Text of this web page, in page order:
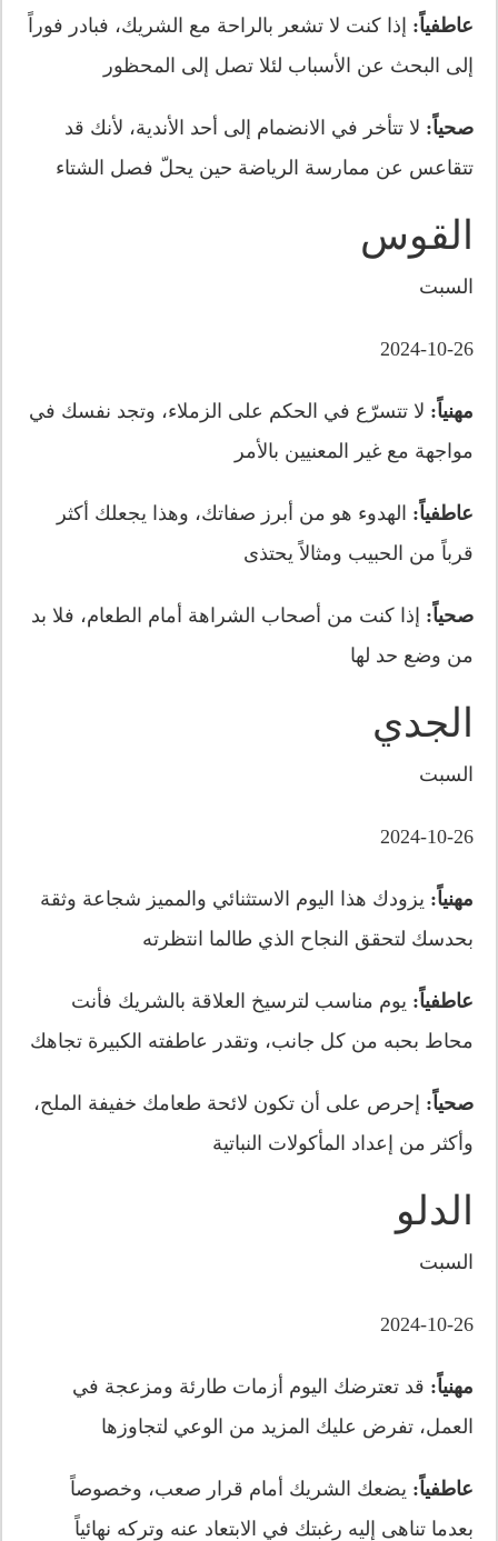
عاطفياً: إذا كنت لا تشعر بالراحة مع الشريك، فبادر فوراً
إلى البحث عن الأسباب لئلا تصل إلى المحظور
صحياً: لا تتأخر في الانضمام إلى أحد الأندية، لأنك قد
تتقاعس عن ممارسة الرياضة حين يحلّ فصل الشتاء
القوس
السبت
2024-10-26
مهنياً: لا تتسرّع في الحكم على الزملاء، وتجد نفسك في
مواجهة مع غير المعنيين بالأمر
عاطفياً: الهدوء هو من أبرز صفاتك، وهذا يجعلك أكثر
قرباً من الحبيب ومثالاً يحتذى
صحياً: إذا كنت من أصحاب الشراهة أمام الطعام، فلا بد
من وضع حد لها
الجدي
السبت
2024-10-26
مهنياً: يزودك هذا اليوم الاستثنائي والمميز شجاعة وثقة
بحدسك لتحقق النجاح الذي طالما انتظرته
عاطفياً: يوم مناسب لترسيخ العلاقة بالشريك فأنت
محاط بحبه من كل جانب، وتقدر عاطفته الكبيرة تجاهك
صحياً: إحرص على أن تكون لائحة طعامك خفيفة الملح،
وأكثر من إعداد المأكولات النباتية
الدلو
السبت
2024-10-26
مهنياً: قد تعترضك اليوم أزمات طارئة ومزعجة في
العمل، تفرض عليك المزيد من الوعي لتجاوزها
عاطفياً: يضعك الشريك أمام قرار صعب، وخصوصاً
بعدما تناهى إليه رغبتك في الابتعاد عنه وتركه نهائياً